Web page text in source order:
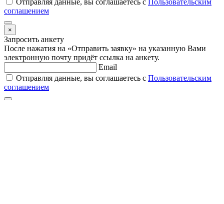
соглашением
×
Запросить анкету
После нажатия на «Отправить заявку» на указанную Вами
электронную почту придёт ссылка на анкету.
Email
Отправляя данные, вы соглашаетесь с Пользовательским
соглашением